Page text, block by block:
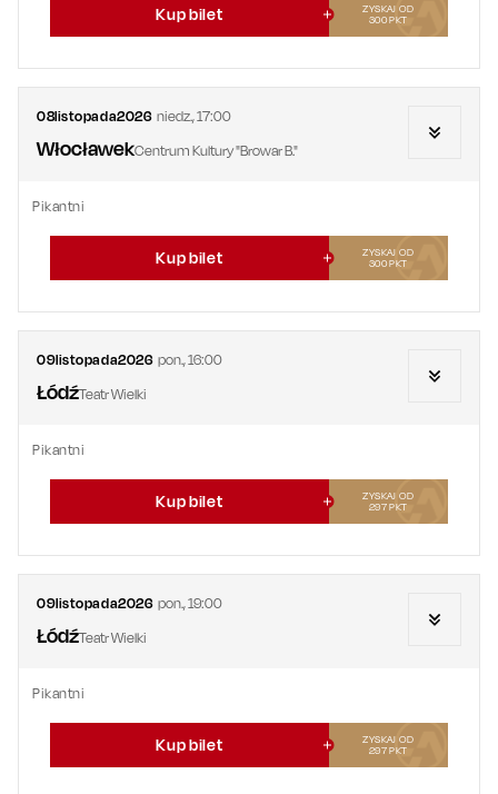
Kup bilet
ZYSKAJ OD
300PKT
08listopada2026 niedz.,17:00
WłocławekCentrum Kultury "Browar B."
Pikantni
Kup bilet
ZYSKAJ OD
300PKT
09listopada2026 pon.,16:00
ŁódźTeatr Wielki
Pikantni
Kup bilet
ZYSKAJ OD
297PKT
09listopada2026 pon.,19:00
ŁódźTeatr Wielki
Pikantni
Kup bilet
ZYSKAJ OD
297PKT